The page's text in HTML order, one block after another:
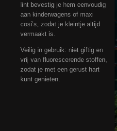
lint bevestig je hem eenvoudig
aan kinderwagens of maxi
cosi’s, zodat je kleintje altijd
vermaakt is.
Veilig in gebruik: niet giftig en
vrij van fluorescerende stoffen,
zodat je met een gerust hart
kunt genieten.